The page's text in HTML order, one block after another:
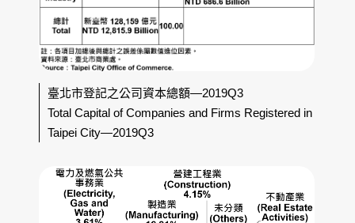
臺北市登記之公司資本總額—2019Q3
Total Capital of Companies and Firms Registered in
Taipei City—2019Q3